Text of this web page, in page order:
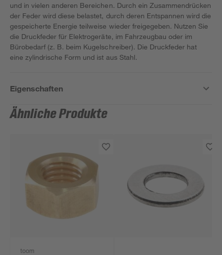
und in vielen anderen Bereichen. Durch ein Zusammendrücken
der Feder wird diese belastet, durch deren Entspannen wird die
gespeicherte Energie teilweise wieder freigegeben. Nutzen Sie
die Druckfeder für Elektrogeräte, im Fahrzeugbau oder im
Bürobedarf (z. B. beim Kugelschreiber). Die Druckfeder hat
eine zylindrische Form und ist aus Stahl.
Eigenschaften
Ähnliche Produkte
toom